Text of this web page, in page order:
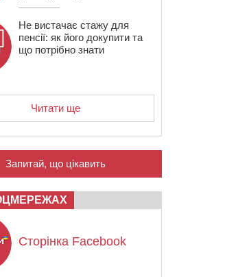
Не вистачає стажу для
пенсії: як його докупити та
що потрібно знати
Читати ще
Запитай, що цікавить
Сторінка Facebook